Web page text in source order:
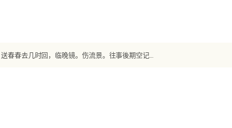
【宋词】《天仙子》 张先：水调数声持酒听。午醉醒来愁未醒。送春春去几时回，临晚镜。伤流景。往事後期空记省。沙上并禽池上暝。云破月来花弄影。